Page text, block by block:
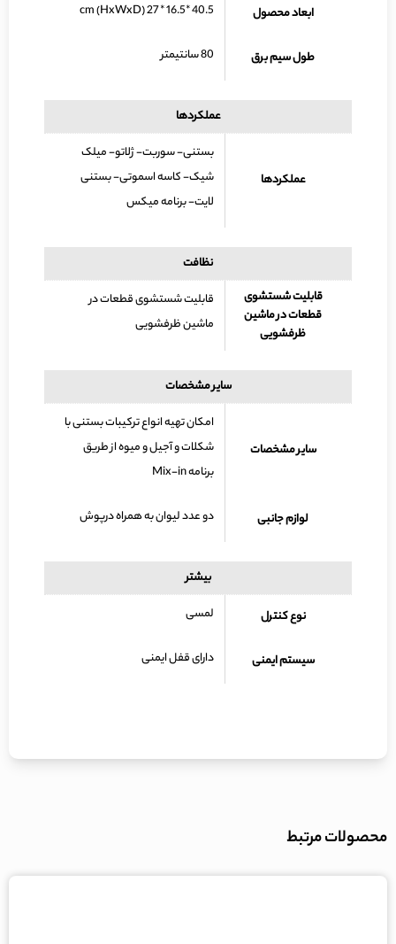
ابعاد محصول 40.5 *16.5 * 27 cm (HxWxD)
طول سیم برق 80 سانتیمتر
عملکردها
عملکردها
بستنی- سوربت- ژلاتو- میلک
شیک- کاسه اسموتی- بستنی
لایت- برنامه میکس
نظافت
قابلیت شستشوی
قطعات در ماشین
ظرفشویی
قابلیت شستشوی قطعات در
ماشین ظرفشویی
سایر مشخصات
سایر مشخصات
امکان تهیه انواع ترکیبات بستنی با
شکلات و آجیل و میوه از طریق
برنامه Mix-in
لوازم جانبی دو عدد لیوان به همراه درپوش
بیشتر
نوع کنترل لمسی
سیستم ایمنی دارای قفل ایمنی
محصولات مرتبط